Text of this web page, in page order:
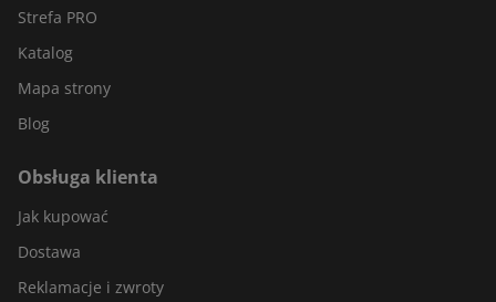
Strefa PRO
Katalog
Mapa strony
Blog
Obsługa klienta
Jak kupować
Dostawa
Reklamacje i zwroty